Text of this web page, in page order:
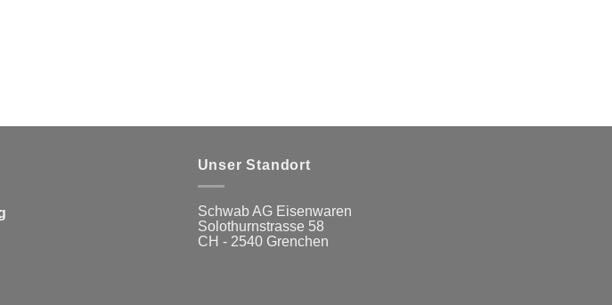
Unser Standort
Schwab AG Eisenwaren
Solothurnstrasse 58
CH - 2540 Grenchen